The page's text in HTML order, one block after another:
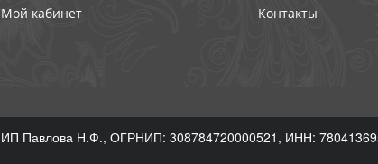
Контакты
Мой кабинет
ИП Павлова Н.Ф., ОГРНИП: 308784720000521, ИНН: